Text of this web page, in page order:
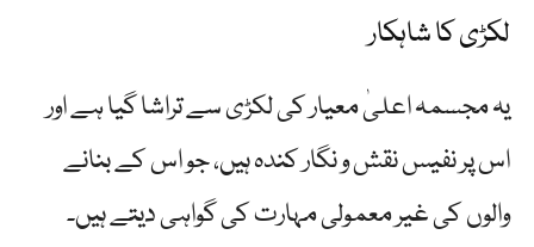
لکڑی کا شاہکار
یہ مجسمہ اعلیٰ معیار کی لکڑی سے تراشا گیا ہے اور
اس پر نفیس نقش و نگار کندہ ہیں، جو اس کے بنانے
والوں کی غیر معمولی مہارت کی گواہی دیتے ہیں۔